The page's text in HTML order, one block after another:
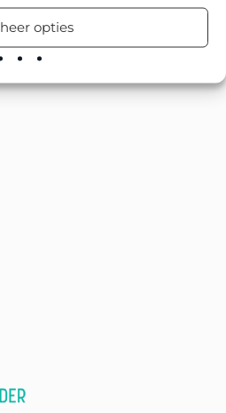
opties